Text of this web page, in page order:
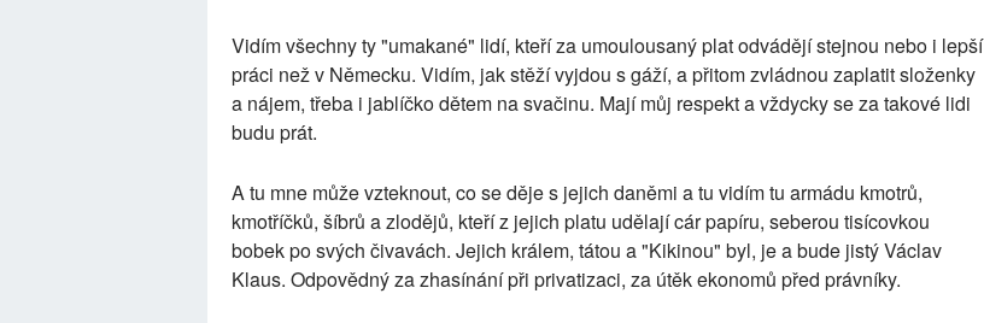
Vidím všechny ty "umakané" lidí, kteří za umoulousaný plat odvádějí stejnou nebo i lepší
práci než v Německu. Vidím, jak stěží vyjdou s gáží, a přitom zvládnou zaplatit složenky
a nájem, třeba i jablíčko dětem na svačinu. Mají můj respekt a vždycky se za takové lidi
budu prát.
A tu mne může vzteknout, co se děje s jejich daněmi a tu vidím tu armádu kmotrů,
kmotříčků, šíbrů a zlodějů, kteří z jejich platu udělají cár papíru, seberou tisícovkou
bobek po svých čivavách. Jejich králem, tátou a "Kikinou" byl, je a bude jistý Václav
Klaus. Odpovědný za zhasínání při privatizaci, za útěk ekonomů před právníky.